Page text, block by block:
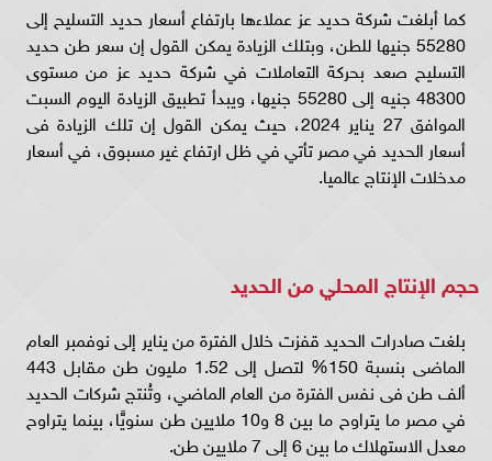
كما أبلغت شركة حديد عز عملاءها بارتفاع أسعار حديد التسليح إلى
55280 جنيها للطن، وبتلك الزيادة يمكن القول إن سعر طن حديد
التسليح صعد بحركة التعاملات في شركة حديد عز من مستوى
48300 جنيه إلى 55280 جنيها، ويبدأ تطبيق الزيادة اليوم السبت
الموافق 27 يناير 2024، حيث يمكن القول إن تلك الزيادة فى
أسعار الحديد في مصر تأتي في ظل ارتفاع غير مسبوق، في أسعار
مدخلات الإنتاج عالميا.
حجم الإنتاج المحلي من الحديد
بلغت صادرات الحديد قفزت خلال الفترة من يناير إلى نوفمبر العام
الماضى بنسبة 150% لتصل إلى 1.52 مليون طن مقابل 443
ألف طن فى نفس الفترة من العام الماضي، وتُنتج شركات الحديد
في مصر ما يتراوح ما بين 8 و10 ملايين طن سنويًّا، بينما يتراوح
معدل الاستهلاك ما بين 6 إلى 7 ملايين طن.